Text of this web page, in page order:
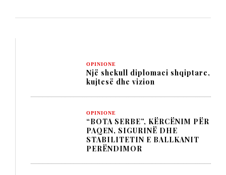
OPINIONE
Një shekull diplomaci shqiptare,
kujtesë dhe vizion
OPINIONE
“BOTA SERBE”, KËRCËNIM PËR
PAQEN, SIGURINË DHE
STABILITETIN E BALLKANIT
PERËNDIMOR